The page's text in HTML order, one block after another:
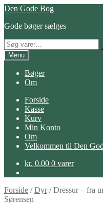
Spring
navigation
Spring
indhold
Den Gode Bog
Gode bøger sælges
Søg
efter:
Menu
Bøger
Om
Forside
Kasse
Kurv
Min Konto
Om
Velkommen til Den
kr. 0.00 0 varer
Forside /Dyr/Dressur – fra
Sørensen